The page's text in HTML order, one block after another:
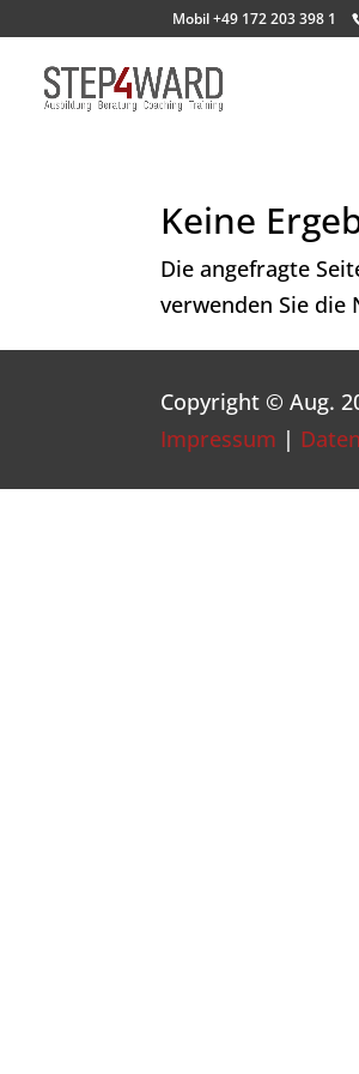
Mobil +49 172 203 398 1
Keine
Die angefragte
verwenden Sie die
Copyright © Aug.
Impressum |